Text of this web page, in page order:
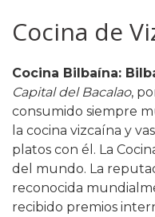
Cocina de
Cocina Bilbaína:
Capital del Bacalao,
consumido siempre
la cocina vizcaína y
platos con él. La
del mundo. La
reconocida
recibido premios